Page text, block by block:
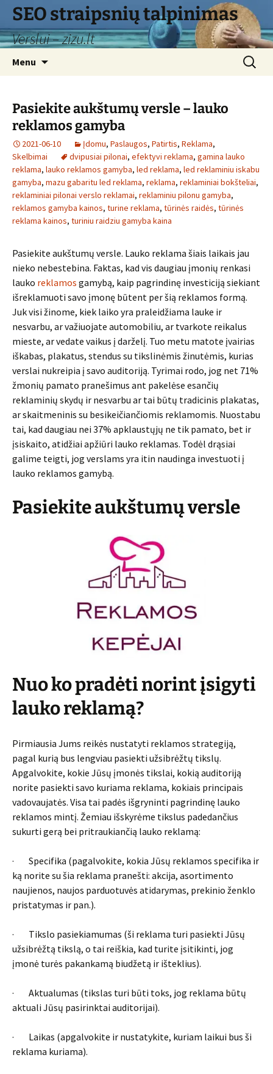
Skip
content
SEO straipsnių talpinimas
Verslui – zizu.lt
Menu
Search
for:
Pasiekite aukštumų versle – lauko
reklamos gamyba
2021-06-10 Įdomu, Paslaugos, Patirtis, Reklama,
Skelbimai
dvipusiai pilonai, efektyvi reklama, gamina lauko
reklama, lauko reklamos gamyba, led reklama, led reklaminiu iskabu
gamyba, mazu gabaritu led reklama, reklama, reklaminiai bokšteliai,
reklaminiai pilonai verslo reklamai, reklaminiu pilonu gamyba,
reklamos gamyba kainos, turine reklama, tūrinės raidės, tūrinės
reklama kainos, turiniu raidziu gamyba kaina
Pasiekite aukštumų versle. Lauko reklama šiais laikais jau
nieko nebestebina. Faktas, kad vis daugiau įmonių renkasi
lauko reklamos gamybą, kaip pagrindinę investiciją siekiant
išreklamuoti savo įmonę būtent per šią reklamos formą.
Juk visi žinome, kiek laiko yra praleidžiama lauke ir
nesvarbu, ar važiuojate automobiliu, ar tvarkote reikalus
mieste, ar vedate vaikus į darželį. Tuo metu matote įvairias
iškabas, plakatus, stendus su tikslinėmis žinutėmis, kurias
verslai nukreipia į savo auditoriją. Tyrimai rodo, jog net 71%
žmonių pamato pranešimus ant pakelėse esančių
reklaminių skydų ir nesvarbu ar tai būtų tradicinis plakatas,
ar skaitmeninis su besikeičiančiomis reklamomis. Nuostabu
tai, kad daugiau nei 37% apklaustųjų ne tik pamato, bet ir
įsiskaito, atidžiai apžiūri lauko reklamas. Todėl drąsiai
galime teigti, jog verslams yra itin naudinga investuoti į
lauko reklamos gamybą.
Pasiekite aukštumų versle
Nuo ko pradėti norint įsigyti
lauko reklamą?
Pirmiausia Jums reikės nustatyti reklamos strategiją,
pagal kurią bus lengviau pasiekti užsibrėžtų tikslų.
Apgalvokite, kokie Jūsų įmonės tikslai, kokią auditoriją
norite pasiekti savo kuriama reklama, kokiais principais
vadovaujatės. Visa tai padės išgryninti pagrindinę lauko
reklamos mintį. Žemiau išskyrėme tikslus padedančius
sukurti gerą bei pritraukiančią lauko reklamą:
· Specifika (pagalvokite, kokia Jūsų reklamos specifika ir
ką norite su šia reklama pranešti: akcija, asortimento
naujienos, naujos parduotuvės atidarymas, prekinio ženklo
pristatymas ir pan.).
· Tikslo pasiekiamumas (ši reklama turi pasiekti Jūsų
užsibrėžtą tikslą, o tai reiškia, kad turite įsitikinti, jog
įmonė turės pakankamą biudžetą ir išteklius).
· Aktualumas (tikslas turi būti toks, jog reklama būtų
aktuali Jūsų pasirinktai auditorijai).
· Laikas (apgalvokite ir nustatykite, kuriam laikui bus ši
reklama kuriama).